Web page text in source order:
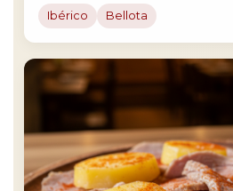
Ibérico Bellota